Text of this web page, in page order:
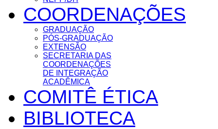
COORDENAÇÕES
GRADUAÇÃO
PÓS-GRADUAÇÃO
EXTENSÃO
SECRETARIA DAS
COORDENAÇÕES
DE INTEGRAÇÃO
ACADÊMICA
COMITÊ ÉTICA
BIBLIOTECA